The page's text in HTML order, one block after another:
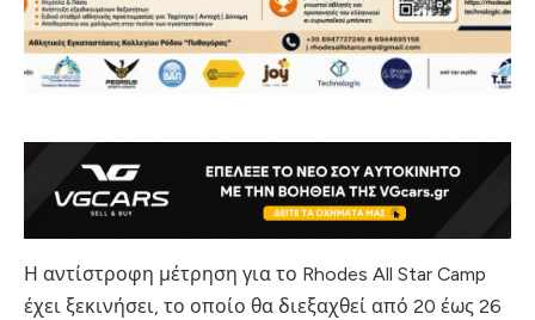
Η αντίστροφη μέτρηση για το Rhodes All Star Camp
έχει ξεκινήσει, το οποίο θα διεξαχθεί από 20 έως 26